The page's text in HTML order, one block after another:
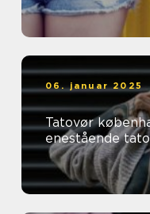
06. januar 2025
Tatovør
enestående